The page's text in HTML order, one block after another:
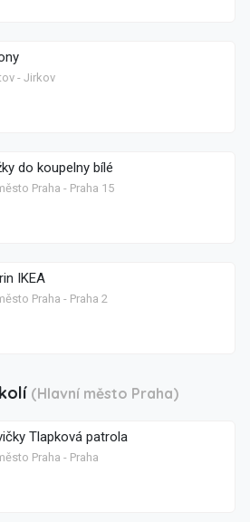
- Jirkov
do koupelny bílé
Praha - Praha 15
IKEA
Praha - Praha 2
(Hlavní město Praha)
Tlapková patrola
Praha - Praha